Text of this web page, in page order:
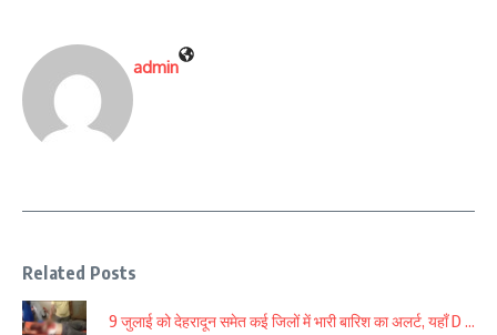
admin
Related Posts
9 जुलाई को देहरादून समेत कई जिलों में भारी बारिश का अलर्ट, यहाँ D ...